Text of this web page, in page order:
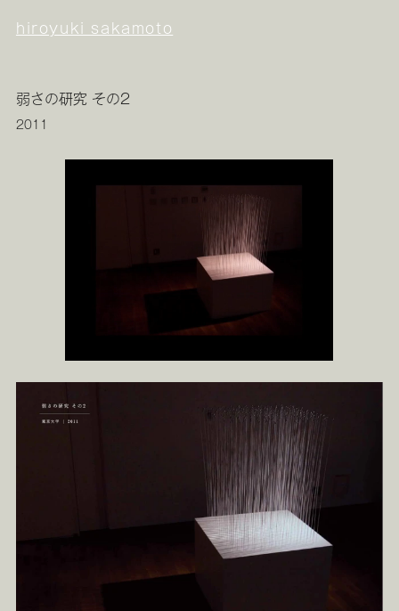
hiroyuki sakamoto
弱さの研究 その2
2011